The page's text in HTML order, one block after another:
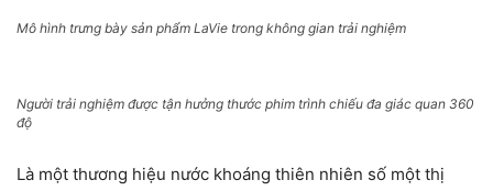
Mô hình trưng bày sản phẩm LaVie trong không gian trải nghiệm
Người trải nghiệm được tận hưởng thước phim trình chiếu đa giác quan 360
độ
Là một thương hiệu nước khoáng thiên nhiên số một thị